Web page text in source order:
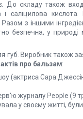
До складу також
саліцилова кислота.
з іншими
безпечна, у природі
губ. Виробник також
про бальзам:
(актриса Сара
журналу People (9
у своєму житті, були